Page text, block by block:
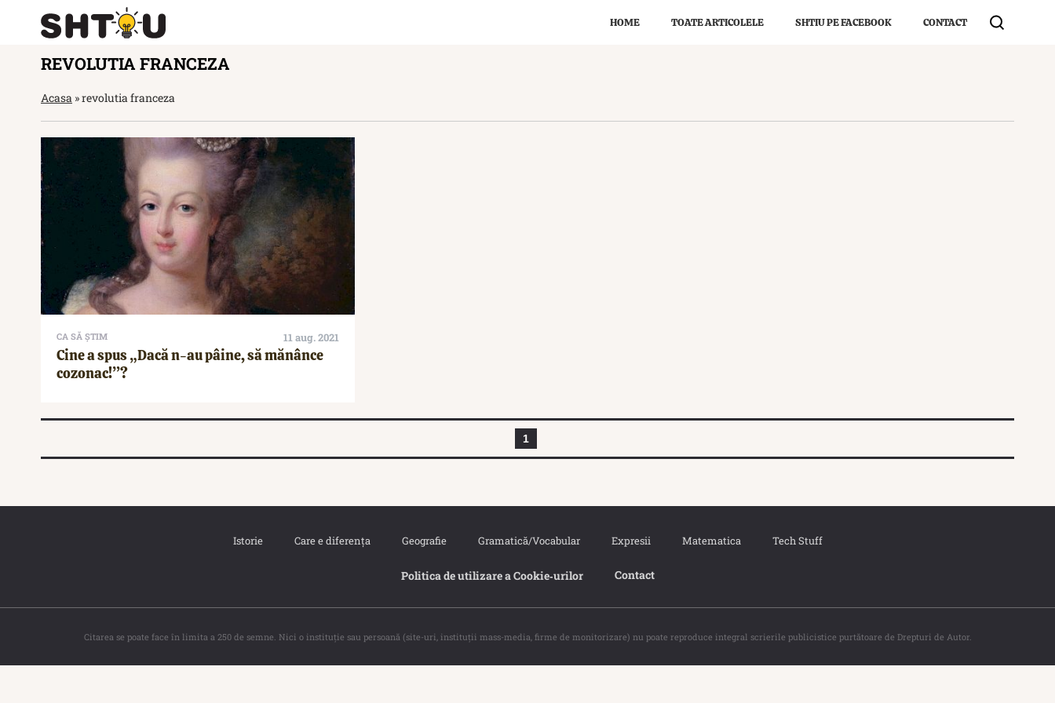
HOME TOATE ARTICOLELE SHTIU PE FACEBOOK CONTACT
REVOLUTIA FRANCEZA
Acasa »revolutia franceza
CA SĂ ȘTIM 11 aug. 2021
Cine a spus „Dacă n-au pâine, să mănânce
cozonac!”?
1
Istorie Care e diferența Geografie Gramatică/Vocabular Expresii Matematica Tech Stuff
Politica de utilizare a Cookie‐urilor Contact
Citarea se poate face în limita a 250 de semne. Nici o instituţie sau persoană (site-uri, instituţii mass-media, firme de monitorizare) nu poate reproduce integral scrierile publicistice purtătoare de Drepturi de Autor.